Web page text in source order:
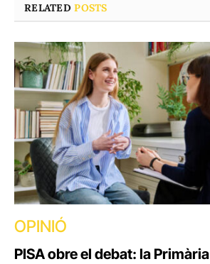
RELATEDPOSTS
OPINIÓ
PISA obre el debat: la